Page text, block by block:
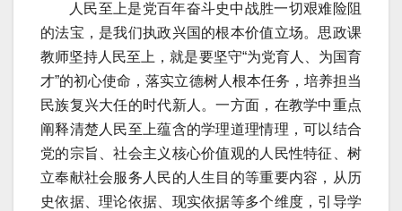
人民至上是党百年奋斗史中战胜一切艰难险阻
的法宝，是我们执政兴国的根本价值立场。思政课
教师坚持人民至上，就是要坚守“为党育人、为国育
才”的初心使命，落实立德树人根本任务，培养担当
民族复兴大任的时代新人。一方面，在教学中重点
阐释清楚人民至上蕴含的学理道理情理，可以结合
党的宗旨、社会主义核心价值观的人民性特征、树
立奉献社会服务人民的人生目的等重要内容，从历
史依据、理论依据、现实依据等多个维度，引导学